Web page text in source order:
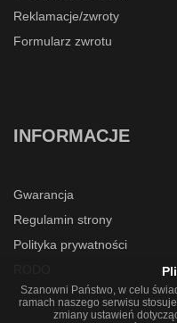
Reklamacje/zwroty
Formularz zwrotu
INFORMACJE
Gwarancja
Regulamin strony
Polityka prywatności
Szanowni Państwo, w celu
ramach naszego serwisu
zmiany ustawień